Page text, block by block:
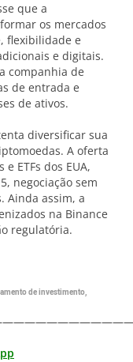
que a
os mercados
flexibilidade e
e digitais.
companhia de
de entrada e
de ativos.
diversificar sua
A oferta
ETFs dos EUA,
negociação sem
Ainda assim, a
na Binance
regulatória.
de investimento,